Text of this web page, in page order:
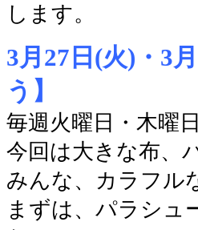
します。
3月27日(火)・3
う】
毎週火曜日・木曜
今回は大きな布、
みんな、カラフル
まずは、パラシュ